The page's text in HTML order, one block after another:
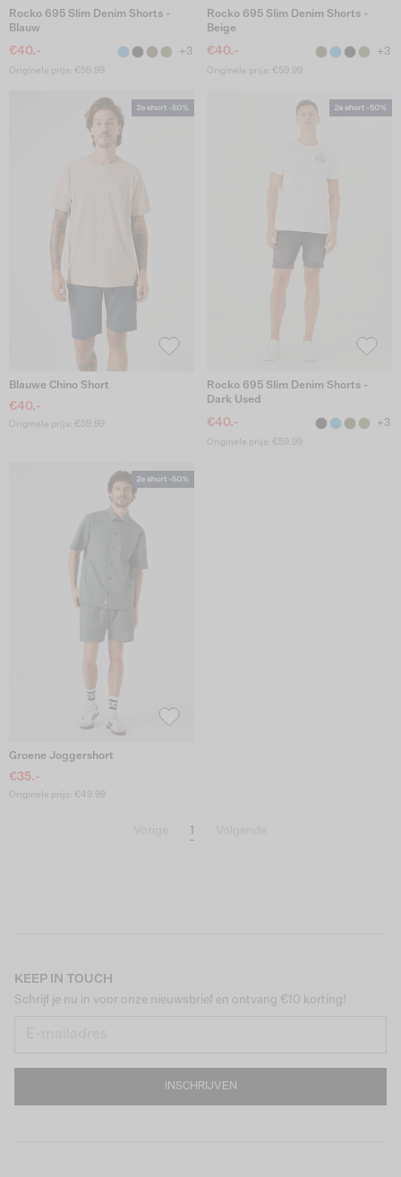
Rocko 695 Slim Denim Shorts -
Blauw
€40.- +3
Originele prijs: €59.99
Rocko 695 Slim Denim Shorts -
Beige
€40.- +3
Originele prijs: €59.99
Blauwe Chino Short
€40.-
Originele prijs: €59.99
Rocko 695 Slim Denim Shorts -
Dark Used
€40.- +3
Originele prijs: €59.99
Groene Joggershort
€35.-
Originele prijs: €49.99
1
KEEP IN TOUCH
Schrijf je nu in voor onze nieuwsbrief en ontvang €10 korting!
INSCHRIJVEN